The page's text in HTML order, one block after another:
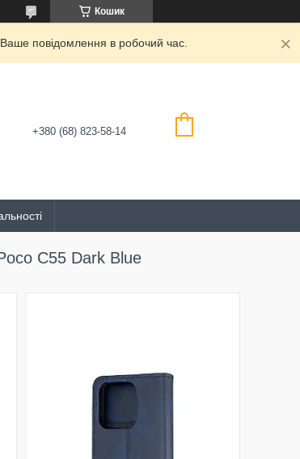
Кошик
повідомлення в робочий час.
+380 (68) 823-58-14
C55 Dark Blue